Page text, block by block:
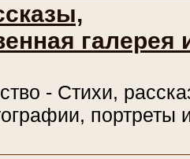
галерея
- Стихи,
портреты